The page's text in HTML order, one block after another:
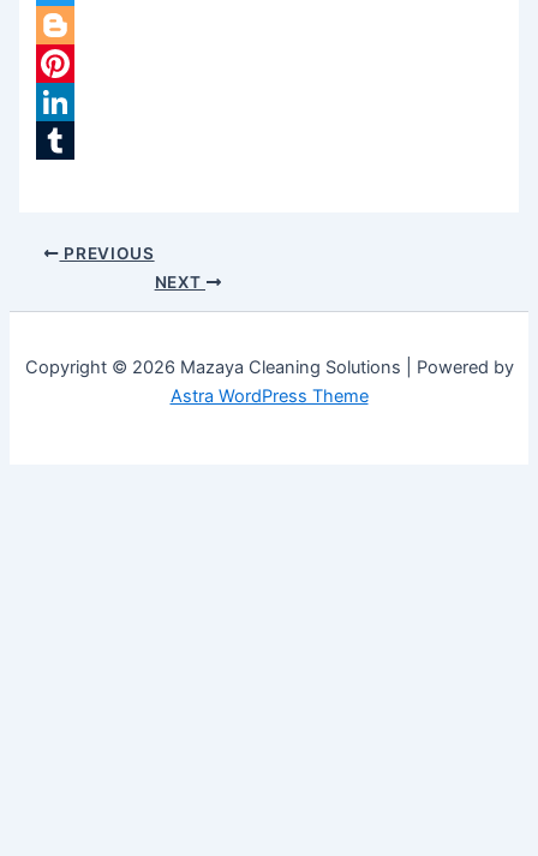
Twitter
Blogger
Pinterest
LinkedIn
PREVIOUS
NEXT
Copyright © 2026 Mazaya Cleaning Solutions | Powered by
Astra WordPress Theme